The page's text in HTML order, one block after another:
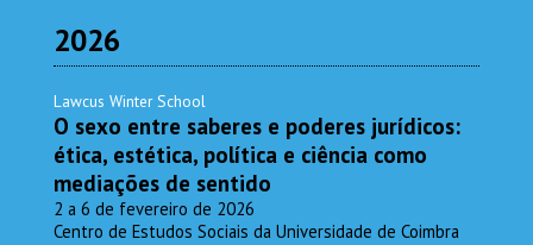
2026
Lawcus Winter School
O sexo entre saberes e poderes jurídicos:
ética, estética, política e ciência como
mediações de sentido
2 a 6 de fevereiro de 2026
Centro de Estudos Sociais da Universidade de Coimbra